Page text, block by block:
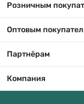
Розничным
Оптовым
Партнёрам
Компания